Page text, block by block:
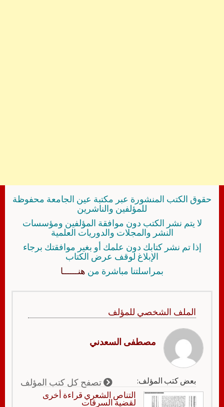
حقوق الكتب المنشورة عبر مكتبة عين الجامعة محفوظة
للمؤلفين والناشرين
لا يتم نشر الكتب دون موافقة المؤلفين ومؤسسات
النشر والمجلات والدوريات العلمية
إذا تم نشر كتابك دون علمك أو بغير موافقتك برجاء
الإبلاغ لوقف عرض الكتاب
بمراسلتنا مباشرة من هنــــــا
الملف الشخصي للمؤلف
مصطفى السعدني
بعض كتب المؤلف: تصفح كل كتب المؤلف
التناص الشعري قراءة أخرى
لقضية السرقات